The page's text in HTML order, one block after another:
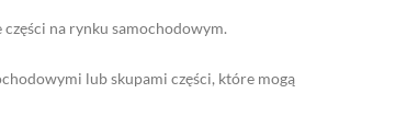
na rynku samochodowym.
lub skupami części, które mogą